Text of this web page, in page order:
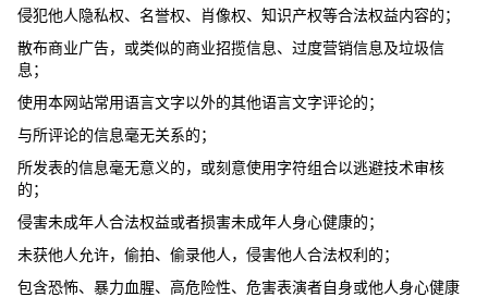
侵犯他人隐私权、名誉权、肖像权、知识产权等合法权益内容的；
散布商业广告，或类似的商业招揽信息、过度营销信息及垃圾信
息；
使用本网站常用语言文字以外的其他语言文字评论的；
与所评论的信息毫无关系的；
所发表的信息毫无意义的，或刻意使用字符组合以逃避技术审核
的；
侵害未成年人合法权益或者损害未成年人身心健康的；
未获他人允许，偷拍、偷录他人，侵害他人合法权利的；
包含恐怖、暴力血腥、高危险性、危害表演者自身或他人身心健康